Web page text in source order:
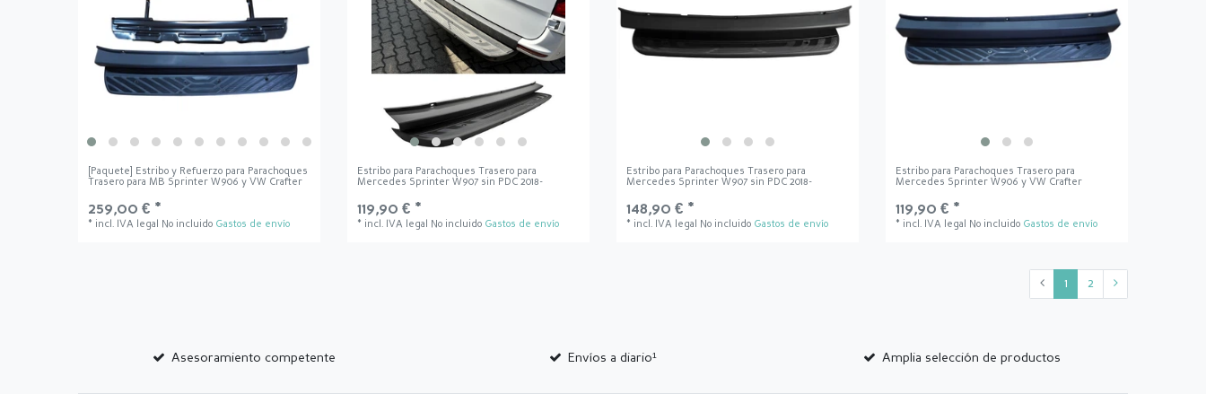
[Paquete] Estribo y Refuerzo para Parachoques
Trasero para MB Sprinter W906 y VW Crafter
259,00 € *
* incl. IVA legal No incluido Gastos de envío
Estribo para Parachoques Trasero para
Mercedes Sprinter W907 sin PDC 2018-
119,90 € *
* incl. IVA legal No incluido Gastos de envío
Estribo para Parachoques Trasero para
Mercedes Sprinter W907 sin PDC 2018-
148,90 € *
* incl. IVA legal No incluido Gastos de envío
Estribo para Parachoques Trasero para
Mercedes Sprinter W906 y VW Crafter
119,90 € *
* incl. IVA legal No incluido Gastos de envío
1 2
Asesoramiento competente Envíos a diario¹ Amplia selección de productos